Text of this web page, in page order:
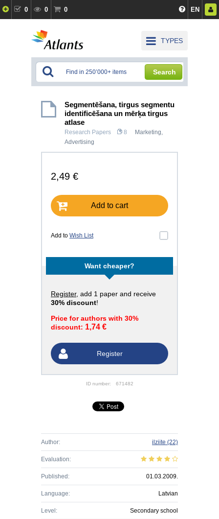
0 0 0 EN
TYPES
Search
Segmentēšana, tirgus segmentu
identificēšana un mērķa tirgus
atlase
Research Papers 8
Marketing,
Advertising
2,49 €
Add to cart
Add to Wish List
Want cheaper?
Register, add 1 paper and receive
30% discount!
Price for authors with 30%
discount: 1,74 €
Register
ID number: 671482
Author: ilziite (22)
Evaluation:
Published: 01.03.2009.
Language: Latvian
Level: Secondary school